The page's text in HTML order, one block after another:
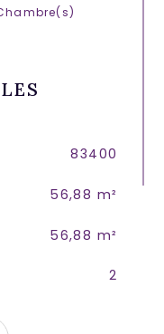
83400
56,88 m²
56,88 m²
2
à
toutes les
à venir (